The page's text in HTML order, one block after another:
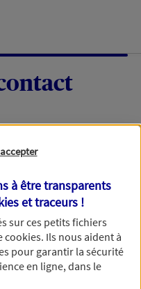
dans les
par téléphone.
à être transparents
et traceurs !
sur ces petits fichiers
cookies. Ils nous aident à
pour garantir la sécurité
en ligne, dans le